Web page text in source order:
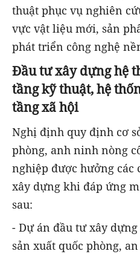
thuật phục vụ nghiên
vực vật liệu mới, sản
phát triển công nghệ
Đầu tư xây dựng hệ
tầng kỹ thuật, hệ
tầng xã hội
Nghị định quy định cơ
phòng, anh ninh nòng
nghiệp được hưởng các
xây dựng khi đáp ứng
sau:
- Dự án đầu tư xây
sản xuất quốc phòng,